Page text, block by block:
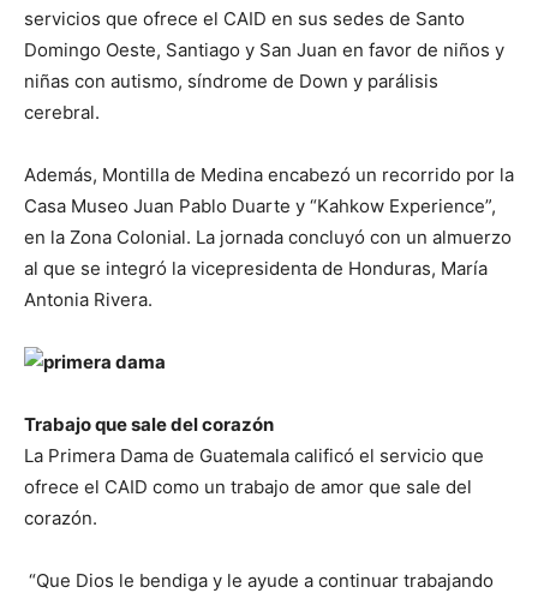
servicios que ofrece el CAID en sus sedes de Santo
Domingo Oeste, Santiago y San Juan en favor de niños y
niñas con autismo, síndrome de Down y parálisis
cerebral.
Además, Montilla de Medina encabezó un recorrido por la
Casa Museo Juan Pablo Duarte y “Kahkow Experience”,
en la Zona Colonial. La jornada concluyó con un almuerzo
al que se integró la vicepresidenta de Honduras, María
Antonia Rivera.
Trabajo que sale del corazón
La Primera Dama de Guatemala calificó el servicio que
ofrece el CAID como un trabajo de amor que sale del
corazón.
“Que Dios le bendiga y le ayude a continuar trabajando